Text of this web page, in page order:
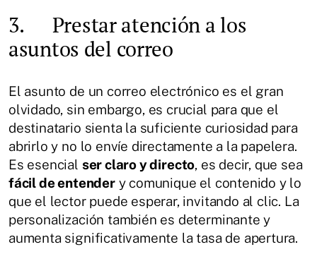
3. Prestar atención a los
asuntos del correo
El asunto de un correo electrónico es el gran
olvidado, sin embargo, es crucial para que el
destinatario sienta la suficiente curiosidad para
abrirlo y no lo envíe directamente a la papelera.
Es esencial ser claro y directo, es decir, que sea
fácil de entendery comunique el contenido y lo
que el lector puede esperar, invitando al clic. La
personalización también es determinante y
aumenta significativamente la tasa de apertura.